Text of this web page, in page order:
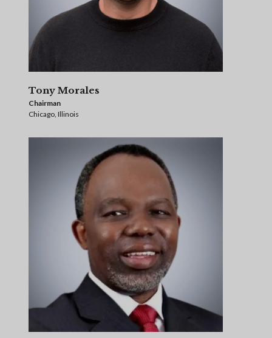
Tony Morales
Chairman
Chicago, Illinois